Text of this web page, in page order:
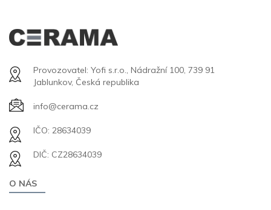
Provozovatel: Yofi s.r.o., Nádražní 100, 739 91
Jablunkov, Česká republika
info@cerama.cz
IČO: 28634039
DIČ: CZ28634039
O NÁS